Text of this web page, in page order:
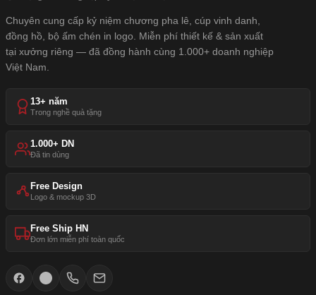
Chuyên cung cấp kỷ niệm chương pha lê, cúp vinh danh,
đồng hồ, bộ ấm chén in logo. Miễn phí thiết kế & sản xuất
tại xưởng riêng — đã đồng hành cùng 1.000+ doanh nghiệp
Việt Nam.
13+ năm
Trong nghề quà tặng
1.000+ DN
Đã tin dùng
Free Design
Logo & mockup 3D
Free Ship HN
Đơn lớn miễn phí toàn quốc